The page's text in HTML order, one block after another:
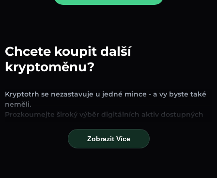
Chcete koupit další
kryptoměnu?
Kryptotrh se nezastavuje u jedné mince - a vy byste také
neměli.
Prozkoumejte široký výběr digitálních aktiv dostupných
hledáte zavedené stablecoiny, slibné altcoiny nebo
trendové nové tokeny, najdete je všechny na jednom
Zobrazit Více